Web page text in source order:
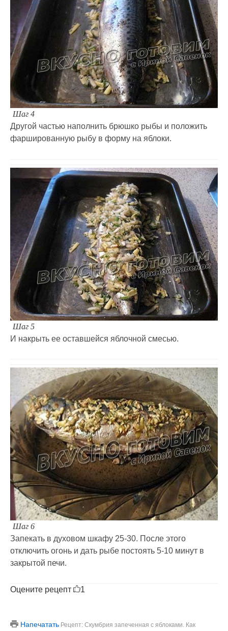
Шаг 4
Другой частью наполнить брюшко рыбы и положить
фаршированную рыбу в форму на яблоки.
Шаг 5
И накрыть ее оставшейся яблочной смесью.
Шаг 6
Запекать в духовом шкафу 25-30. После этого
отключить огонь и дать рыбе постоять 5-10 минут в
закрытой печи.
Оцените рецепт 1
Напечатать Рецепт: Скумбрия запеченная с яблоками. Как